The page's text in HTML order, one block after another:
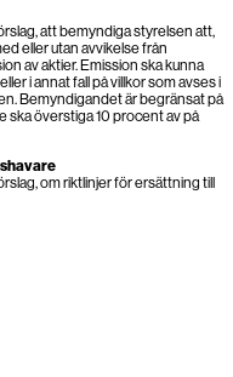
att bemyndiga styrelsen att,
eller utan avvikelse från
av aktier. Emission ska kunna
i annat fall på villkor som avses i
Bemyndigandet är begränsat på
ska överstiga 10 procent av på
om riktlinjer för ersättning till